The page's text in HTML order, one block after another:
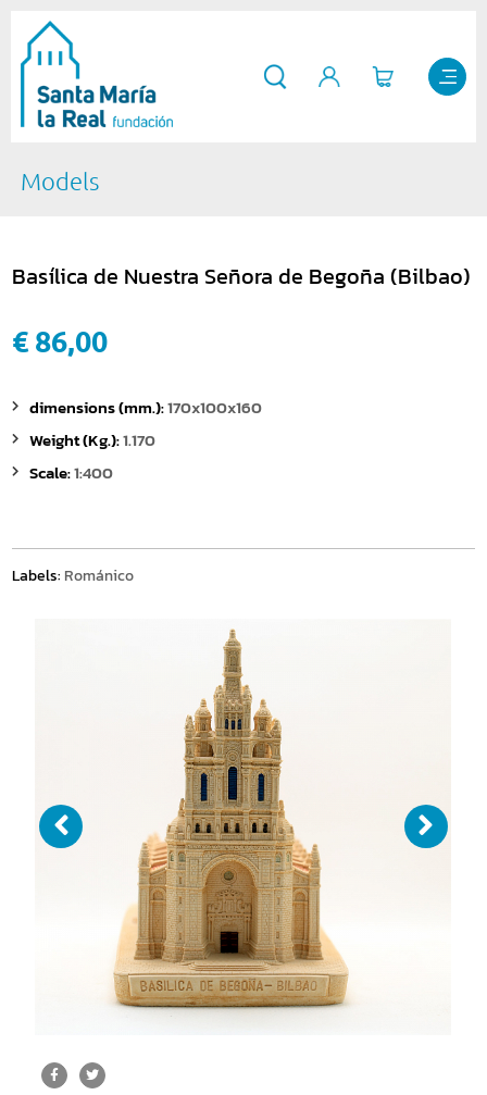
Models
Basílica de Nuestra Señora de Begoña (Bilbao)
€ 86,00
dimensions (mm.):170x100x160
Weight (Kg.):1.170
Scale:1:400
Labels: Románico